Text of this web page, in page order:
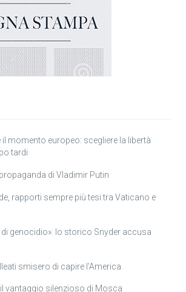
il momento europeo: scegliere la libertà
tardi
di Vladimir Putin
rapporti sempre più tesi tra Vaticano e
di genocidio»: lo storico Snyder accusa
smisero di capire l’America
il vantaggio silenzioso di Mosca